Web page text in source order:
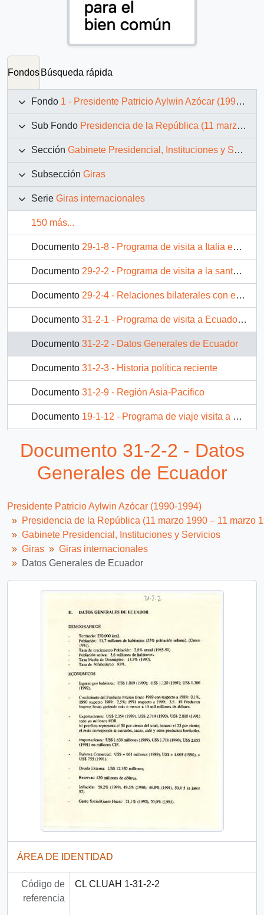
Fondos Búsqueda rápida
Fondo 1 - Presidente Patricio Aylwin Azócar (1990-1994)
Sub Fondo Presidencia de la República (11 marzo 1990 – 11 marzo 1994)
Sección Gabinete Presidencial, Instituciones y Servicios
Subsección Giras
Serie Giras internacionales
150 más...
Documento 29-1-8 - Programa de visita a Italia en 1991
Documento 29-2-2 - Programa de visita a la santa sede en 1991
Documento 29-2-4 - Relaciones bilaterales con el Vaticano
Documento 31-2-1 - Programa de visita a Ecuador en 1992
Documento 31-2-2 - Datos Generales de Ecuador
Documento 31-2-3 - Historia política reciente
Documento 31-2-9 - Región Asia-Pacifico
Documento 19-1-12 - Programa de viaje visita a República de Brasil en 1990
84 más...
Documento 31-2-2 - Datos
Generales de Ecuador
Presidente Patricio Aylwin Azócar (1990-1994)
Presidencia de la República (11 marzo 1990 – 11 marzo
Gabinete Presidencial, Instituciones y Servicios
Giras
Giras internacionales
Datos Generales de Ecuador
ÁREA DE IDENTIDAD
Código de
referencia
CL CLUAH 1-31-2-2